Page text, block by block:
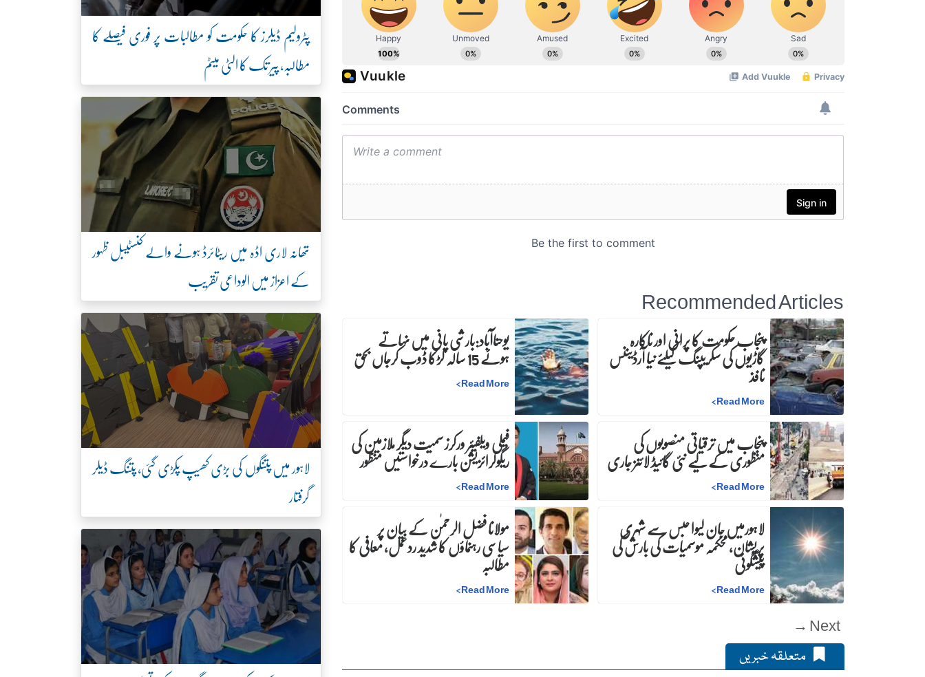
Recommended Articles
پنجاب حکومت کا پرانی اور ناکارہ
گاڑیوں کی سکریپنگ کیلئے نیا آرڈیننس
نافذ
Read More
>
یوحناآباد:بارشی پانی میں نہاتے
ہوئے 15 سالہ لڑکا ڈوب کرجاں بحق
Read More
>
پنجاب میں ترقیاتی منصوبوں کی
منظوری کے لیے نئی گائیڈ لائنز جاری
Read More
>
فیملی ویلفیئر ورکرز سمیت دیگر ملازمین کی
ریگولرائزیشن بارے درخواستیں منظور
Read More
>
لاہورمیں جان لیوا حبس سے شہری
پریشان، محکمہ موسمیات کی بارش کی
پیشگوئی
Read More
>
مولانا فضل الرحمٰن کے بیان پر
سیاسی رہنماؤں کا شدید ردعمل، معافی کا
مطالبہ
Read More
>
Next →
متعلقہ خبریں
پٹرولیم ڈیلرز کا حکومت کو مطالبات پر فوری فیصلے کا
مطالبہ، پیر تک کا الٹی میٹم
تھانہ لاری اڈہ میں ریٹائرڈ ہونے والے کنسٹیبل ظہور
کے اعزاز میں الوداعی تقریب
لاہور میں پتنگوں کی بڑی کھیپ پکڑی گئی، پتنگ ڈیلر
گرفتار